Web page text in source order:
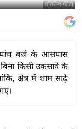
प्रतिरूप फोटो
पांच बजे के आसपास
बिना किसी उकसावे के
क्षेत्र में शाम साढ़े